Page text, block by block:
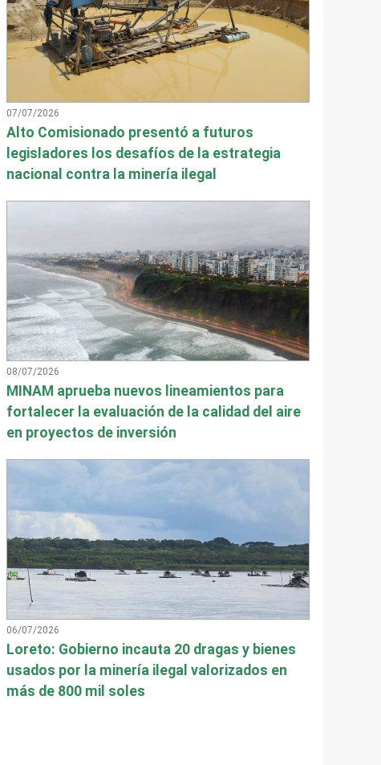
07/07/2026
Alto Comisionado presentó a futuros
legisladores los desafíos de la estrategia
nacional contra la minería ilegal
08/07/2026
MINAM aprueba nuevos lineamientos para
fortalecer la evaluación de la calidad del aire
en proyectos de inversión
06/07/2026
Loreto: Gobierno incauta 20 dragas y bienes
usados por la minería ilegal valorizados en
más de 800 mil soles